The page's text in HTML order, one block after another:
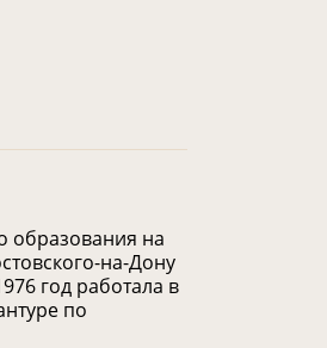
образования на
на-Дону
год работала в
по